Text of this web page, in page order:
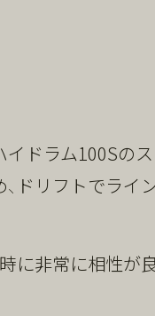
ドラム100Sの
、ドリフトでライ
に非常に相性が